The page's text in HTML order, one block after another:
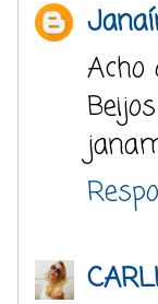
Acho